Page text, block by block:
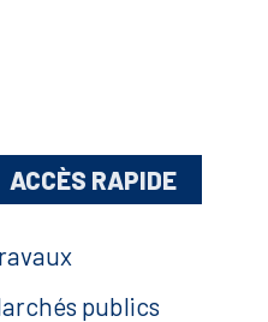
ACCÈS RAPIDE
publics